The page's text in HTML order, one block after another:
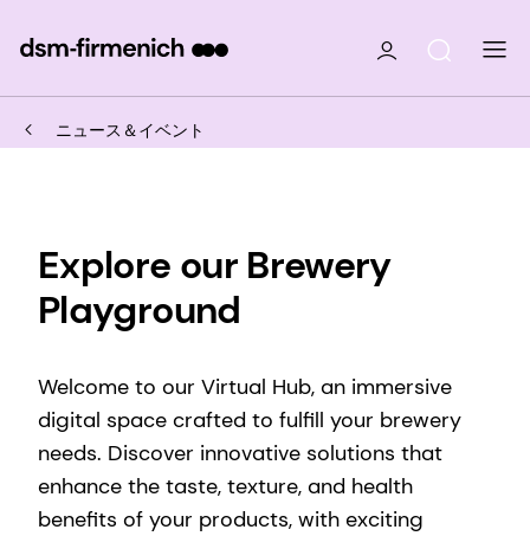
ニュース＆イベント
Explore our Brewery
Playground
Welcome to our Virtual Hub, an immersive
digital space crafted to fulfill your brewery
needs. Discover innovative solutions that
enhance the taste, texture, and health
benefits of your products, with exciting